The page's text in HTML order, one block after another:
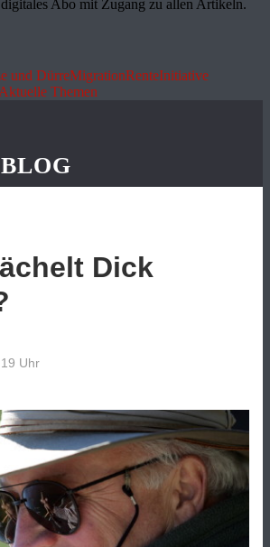
digitales Abo mit Zugang zu allen Artikeln.
und DürreMigrationRenteInitiative
Aktuelle Themen
Dick
Uhr